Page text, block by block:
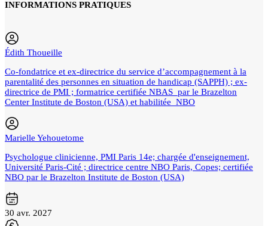
INFORMATIONS PRATIQUES
Édith Thoueille
Co-fondatrice et ex-directrice du service d’accompagnement à la
parentalité des personnes en situation de handicap (SAPPH) ; ex-
directrice de PMI ; formatrice certifiée NBAS par le Brazelton
Center Institute de Boston (USA) et habilitée NBO
Marielle Yehouetome
Psychologue clinicienne, PMI Paris 14e; chargée d'enseignement,
Université Paris-Cité ; directrice centre NBO Paris, Copes; certifiée
NBO par le Brazelton Institute de Boston (USA)
30 avr. 2027